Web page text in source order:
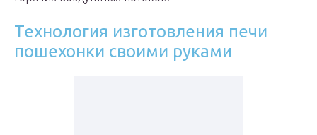
Технология изготовления печи
пошехонки своими руками